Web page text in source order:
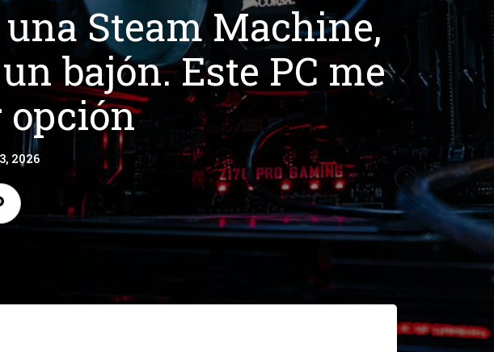
Steam Machine,
bajón. Este PC me
opción
2026